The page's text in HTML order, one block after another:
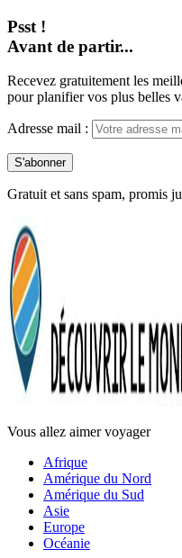
Psst !
Avant de partir...
Recevez gratuitement les
pour planifier vos plus belles
Adresse mail :
Gratuit et sans spam, promis
Vous allez aimer voyager
Afrique
Amérique du Nord
Amérique du Sud
Asie
Europe
Océanie